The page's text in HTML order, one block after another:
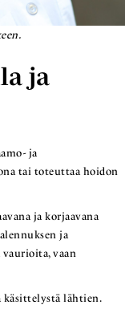
ja
ja
tai toteuttaa hoidon
ja korjaavana
ja
vaan
käsittelystä lähtien.